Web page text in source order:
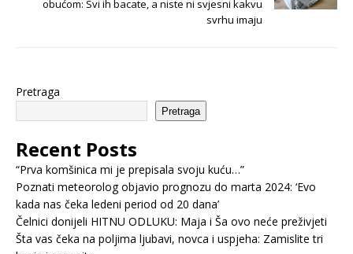
obućom: Svi ih bacate, a niste ni svjesni kakvu
svrhu imaju
Pretraga
Pretraga
Recent Posts
“Prva komšinica mi je prepisala svoju kuću…”
Poznati meteorolog objavio prognozu do marta 2024: ‘Evo
kada nas čeka ledeni period od 20 dana’
Čelnici donijeli HITNU ODLUKU: Maja i Ša ovo neće preživjeti
Šta vas čeka na poljima ljubavi, novca i uspjeha: Zamislite tri